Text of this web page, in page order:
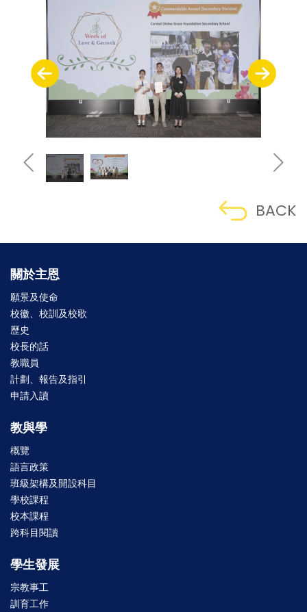
BACK
關於主恩
願景及使命
校徽、校訓及校歌
歷史
校長的話
教職員
計劃、報告及指引
申請入讀
教與學
概覽
語言政策
班級架構及開設科目
學校課程
校本課程
跨科目閱讀
學生發展
宗教事工
訓育工作